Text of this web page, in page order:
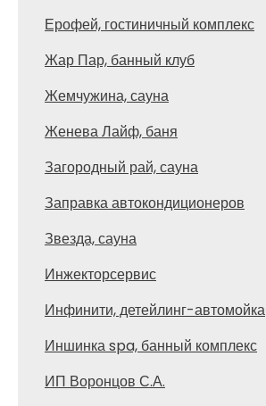
Ерофей, гостиничный комплекс
Жар Пар, банный клуб
Жемчужина, сауна
Женева Лайф, баня
Загородный рай, сауна
Заправка автокондиционеров
Звезда, сауна
Инжекторсервис
Инфинити, детейлинг-автомойка
Иншинка spa, банный комплекс
ИП Воронцов С.А.